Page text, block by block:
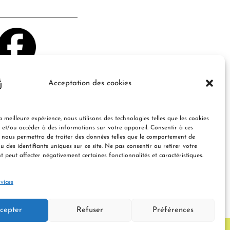
Acceptation des cookies
expérience, nous utilisons des technologies telles que les cookies
et/ou accéder à des informations sur votre appareil. Consentir à ces
nous permettra de traiter des données telles que le comportement de
des identifiants uniques sur ce site. Ne pas consentir ou retirer votre
peut affecter négativement certaines fonctionnalités et caractéristiques.
Refuser Préférences
et offres !